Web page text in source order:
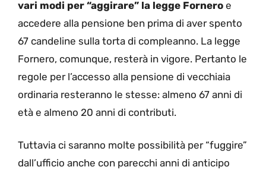
vari modi per “aggirare” la legge Fornero e
accedere alla pensione ben prima di aver spento
67 candeline sulla torta di compleanno. La legge
Fornero, comunque, resterà in vigore. Pertanto le
regole per l’accesso alla pensione di vecchiaia
ordinaria resteranno le stesse: almeno 67 anni di
età e almeno 20 anni di contributi.
Tuttavia ci saranno molte possibilità per “fuggire”
dall’ufficio anche con parecchi anni di anticipo